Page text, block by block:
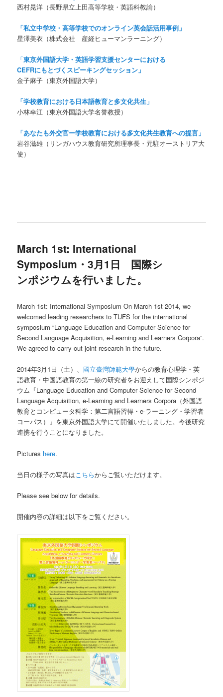
西村晃洋（長野県立上田高等学校・英語科教諭）
「私立中学校・高等学校でのオンライン英会話活用事例」
星澤美衣（株式会社 産経ヒューマンラーニング）
「東京外国語大学・英語学習支援センターにおける
CEFRにもとづくスピーキングセッション」
金子麻子（東京外国語大学）
「学校教育における日本語教育と多文化共生」
小林幸江（東京外国語大学名誉教授）
「あなたも外交官ー学校教育における多文化共生教育への提言」
岩谷滋雄（リンガハウス教育研究所理事長・元駐オーストリア大
使）
March 1st: International
Symposium・3月1日 国際シ
ンポジウムを行いました。
March 1st: International Symposium On March 1st 2014, we
welcomed leading researchers to TUFS for the international
symposium “Language Education and Computer Science for
Second Language Acquisition, e-Learning and Learners Corpora”.
We agreed to carry out joint research in the future.
2014年3月1日（土）、 國立臺灣師範大學からの教育心理学・英
語教育・中国語教育の第一線の研究者をお迎えして国際シンポジ
ウム『Language Education and Computer Science for Second
Language Acquisition, e-Learning and Learners Corpora（外国語
教育とコンピュータ科学：第二言語習得・e-ラーニング・学習者
コーパス）』を東京外国語大学にて開催いたしました。今後研究
連携を行うことになりました。
Pictures here.
当日の様子の写真は こちらからご覧いただけます。
Please see below for details.
開催内容の詳細は以下をご覧ください。